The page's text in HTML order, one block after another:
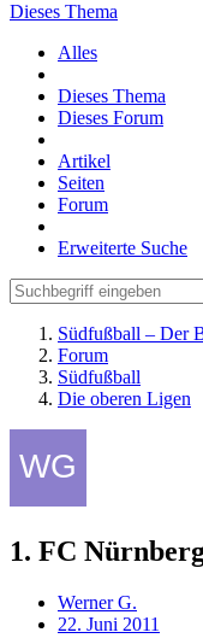
Dieses Thema
Alles
Dieses Thema
Dieses Forum
Artikel
Seiten
Forum
Erweiterte Suche
Südfußball – Der
Forum
Südfußball
Die oberen Ligen
1. FC
Werner G.
22. Juni 2011